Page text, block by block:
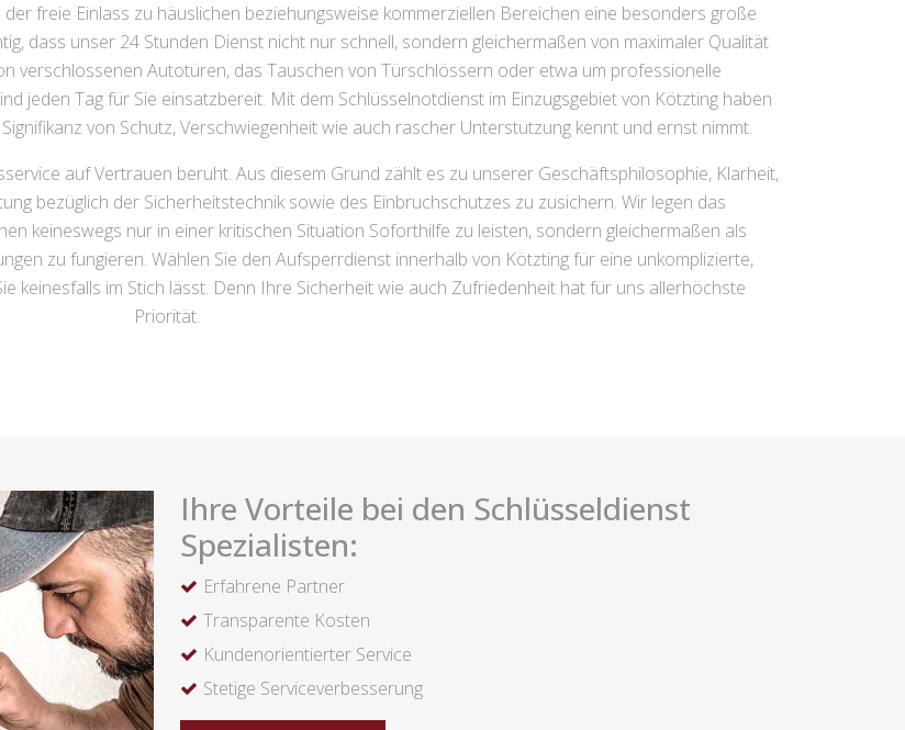
freie Einlass zu häuslichen beziehungsweise kommerziellen Bereichen eine besonders große
dass unser 24 Stunden Dienst nicht nur schnell, sondern gleichermaßen von maximaler Qualität
verschlossenen Autotüren, das Tauschen von Türschlössern oder etwa um professionelle
jeden Tag für Sie einsatzbereit. Mit dem Schlüsselnotdienst im Einzugsgebiet von Kötzting haben
von Schutz, Verschwiegenheit wie auch rascher Unterstützung kennt und ernst nimmt.
auf Vertrauen beruht. Aus diesem Grund zählt es zu unserer Geschäftsphilosophie, Klarheit,
bezüglich der Sicherheitstechnik sowie des Einbruchschutzes zu zusichern. Wir legen das
keineswegs nur in einer kritischen Situation Soforthilfe zu leisten, sondern gleichermaßen als
zu fungieren. Wählen Sie den Aufsperrdienst innerhalb von Kötzting für eine unkomplizierte,
keinesfalls im Stich lässt. Denn Ihre Sicherheit wie auch Zufriedenheit hat für uns allerhöchste
Priorität.
Ihre Vorteile bei den Schlüsseldienst
Spezialisten:
Erfahrene Partner
Transparente Kosten
Kundenorientierter Service
Stetige Serviceverbesserung